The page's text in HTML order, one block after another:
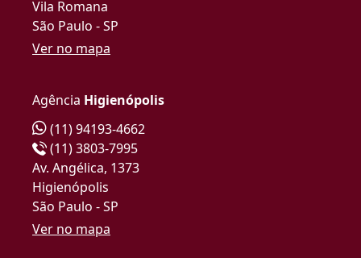
Vila Romana
São Paulo - SP
Ver no mapa
Agência Higienópolis
(11) 94193-4662
(11) 3803-7995
Av. Angélica, 1373
Higienópolis
São Paulo - SP
Ver no mapa